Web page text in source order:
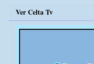
Ver Celta Tv